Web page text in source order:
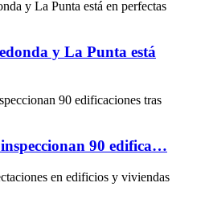
y La Punta está
90 edifica…